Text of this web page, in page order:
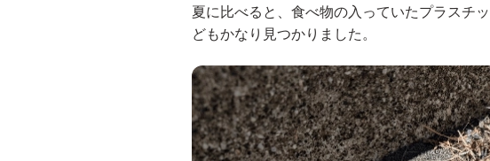
夏に比べると、食べ物の入っていたプラスチ
どもかなり見つかりました。